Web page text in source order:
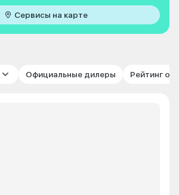
Сервисы на карте
Официальные дилеры Рейтинг